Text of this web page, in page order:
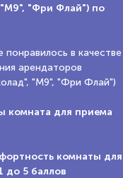
"Фри Флай") по
в качестве
арендаторов
"М9", "Фри Флай")
комната для приема
комнаты для
до 5 баллов